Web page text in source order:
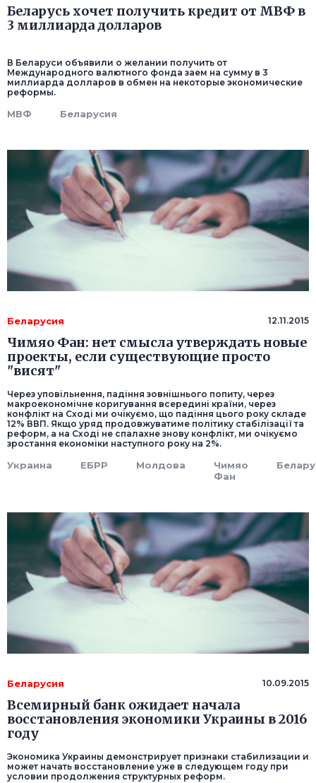
Беларусь хочет получить кредит от МВФ в
3 миллиарда долларов
В Беларуси объявили о желании получить от
Международного валютного фонда заем на сумму в 3
миллиарда долларов в обмен на некоторые экономические
реформы.
МВФ Беларусия
Беларусия 12.11.2015
Чимяо Фан: нет смысла утверждать новые
проекты, если существующие просто
"висят"
Через уповільнення, падіння зовнішнього попиту, через
макроекономічне коригування всередині країни, через
конфлікт на Сході ми очікуємо, що падіння цього року складе
12% ВВП. Якщо уряд продовжуватиме політику стабілізації та
реформ, а на Сході не спалахне знову конфлікт, ми очікуємо
зростання економіки наступного року на 2%.
Украина ЕБРР Молдова
Чимяо
Фан
Беларусия 10.09.2015
Всемирный банк ожидает начала
восстановления экономики Украины в 2016
году
Экономика Украины демонстрирует признаки стабилизации и
может начать восстановление уже в следующем году при
условии продолжения структурных реформ.